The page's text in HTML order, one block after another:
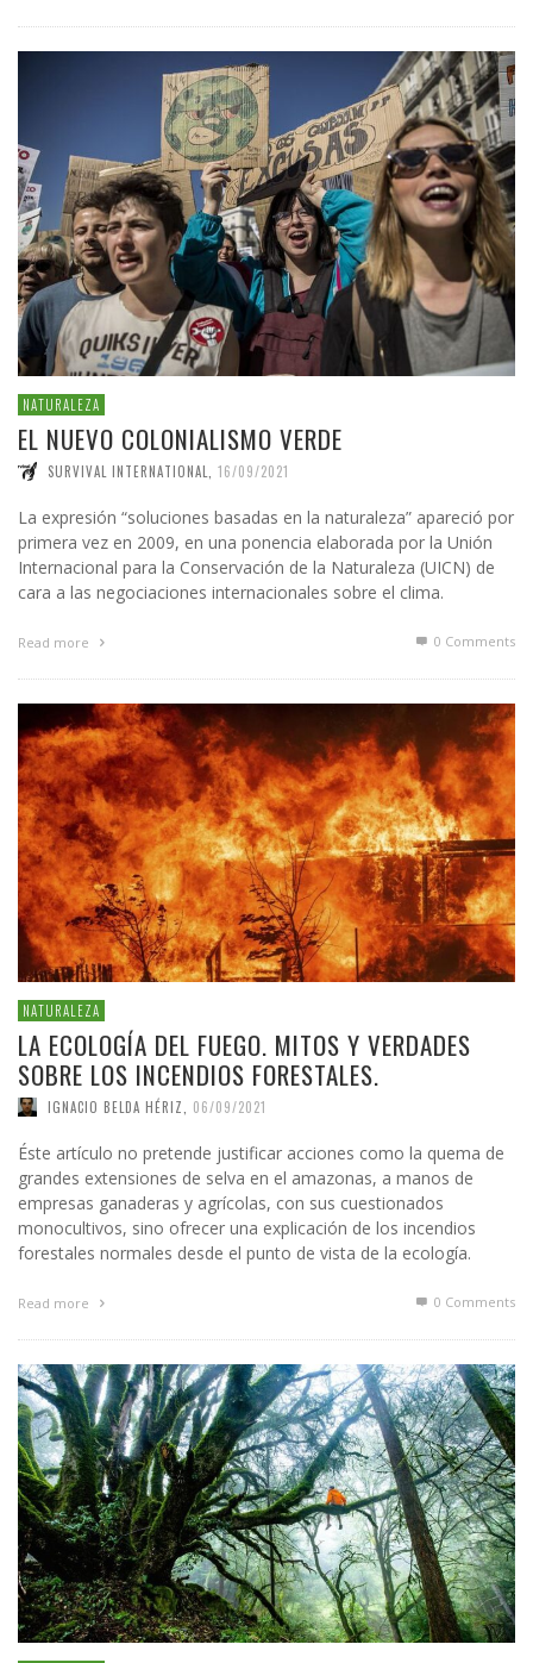
NATURALEZA
EL NUEVO COLONIALISMO VERDE
SURVIVAL INTERNATIONAL 16/09/2021
La expresión “soluciones basadas en la naturaleza” apareció por
primera vez en 2009, en una ponencia elaborada por la Unión
Internacional para la Conservación de la Naturaleza (UICN) de
cara a las negociaciones internacionales sobre el clima.
Read more 0 Comments
NATURALEZA
LA ECOLOGÍA DEL FUEGO. MITOS Y VERDADES
SOBRE LOS INCENDIOS FORESTALES.
IGNACIO BELDA HÉRIZ 06/09/2021
Éste artículo no pretende justificar acciones como la quema de
grandes extensiones de selva en el amazonas, a manos de
empresas ganaderas y agrícolas, con sus cuestionados
monocultivos, sino ofrecer una explicación de los incendios
forestales normales desde el punto de vista de la ecología.
Read more 0 Comments